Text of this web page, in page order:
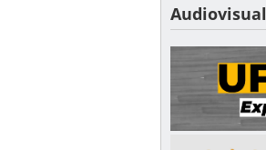
Audiovisual